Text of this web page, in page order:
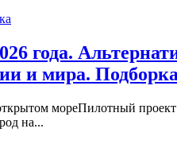
года.
и мира.
мореПилотный
на...